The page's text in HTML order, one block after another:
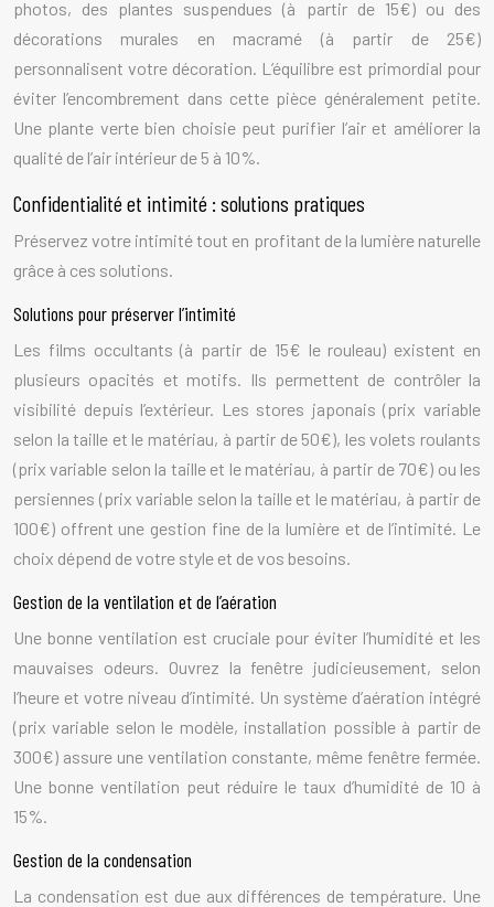
photos, des plantes suspendues (à partir de 15€) ou des
décorations murales en macramé (à partir de 25€)
personnalisent votre décoration. L’équilibre est primordial pour
éviter l’encombrement dans cette pièce généralement petite.
Une plante verte bien choisie peut purifier l’air et améliorer la
qualité de l’air intérieur de 5 à 10%.
Confidentialité et intimité : solutions pratiques
Préservez votre intimité tout en profitant de la lumière naturelle
grâce à ces solutions.
Solutions pour préserver l’intimité
Les films occultants (à partir de 15€ le rouleau) existent en
plusieurs opacités et motifs. Ils permettent de contrôler la
visibilité depuis l’extérieur. Les stores japonais (prix variable
selon la taille et le matériau, à partir de 50€), les volets roulants
(prix variable selon la taille et le matériau, à partir de 70€) ou les
persiennes (prix variable selon la taille et le matériau, à partir de
100€) offrent une gestion fine de la lumière et de l’intimité. Le
choix dépend de votre style et de vos besoins.
Gestion de la ventilation et de l’aération
Une bonne ventilation est cruciale pour éviter l’humidité et les
mauvaises odeurs. Ouvrez la fenêtre judicieusement, selon
l’heure et votre niveau d’intimité. Un système d’aération intégré
(prix variable selon le modèle, installation possible à partir de
300€) assure une ventilation constante, même fenêtre fermée.
Une bonne ventilation peut réduire le taux d’humidité de 10 à
15%.
Gestion de la condensation
La condensation est due aux différences de température. Une